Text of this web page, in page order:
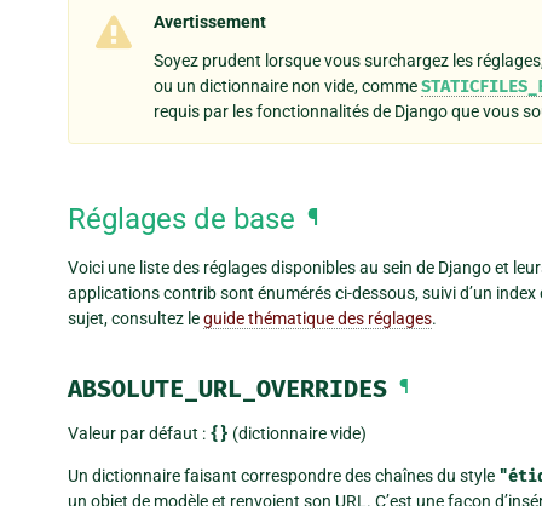
Avertissement
Soyez prudent lorsque vous surchargez les
ou un dictionnaire non vide, comme
requis par les fonctionnalités de Django que vous
Réglages de base ¶
Voici une liste des réglages disponibles au sein de Django et
applications contrib sont énumérés ci-dessous, suivi d’un
sujet, consultez leguide thématique des réglages.
ABSOLUTE_URL_OVERRIDES ¶
Valeur par défaut : {} (dictionnaire vide)
Un dictionnaire faisant correspondre des chaînes du style
un objet de modèle et renvoient son URL. C’est une façon